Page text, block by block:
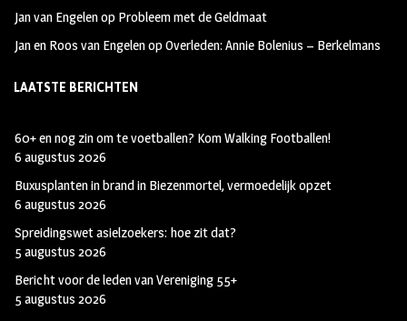
Jan van Engelenop Probleem met de Geldmaat
Jan en Roos van EngelenopOverleden: Annie Bolenius – Berkelmans
LAATSTE BERICHTEN
60+ en nog zin om te voetballen? Kom Walking Footballen!
6 augustus 2026
Buxusplanten in brand in Biezenmortel, vermoedelijk opzet
6 augustus 2026
Spreidingswet asielzoekers: hoe zit dat?
5 augustus 2026
Bericht voor de leden van Vereniging 55+
5 augustus 2026